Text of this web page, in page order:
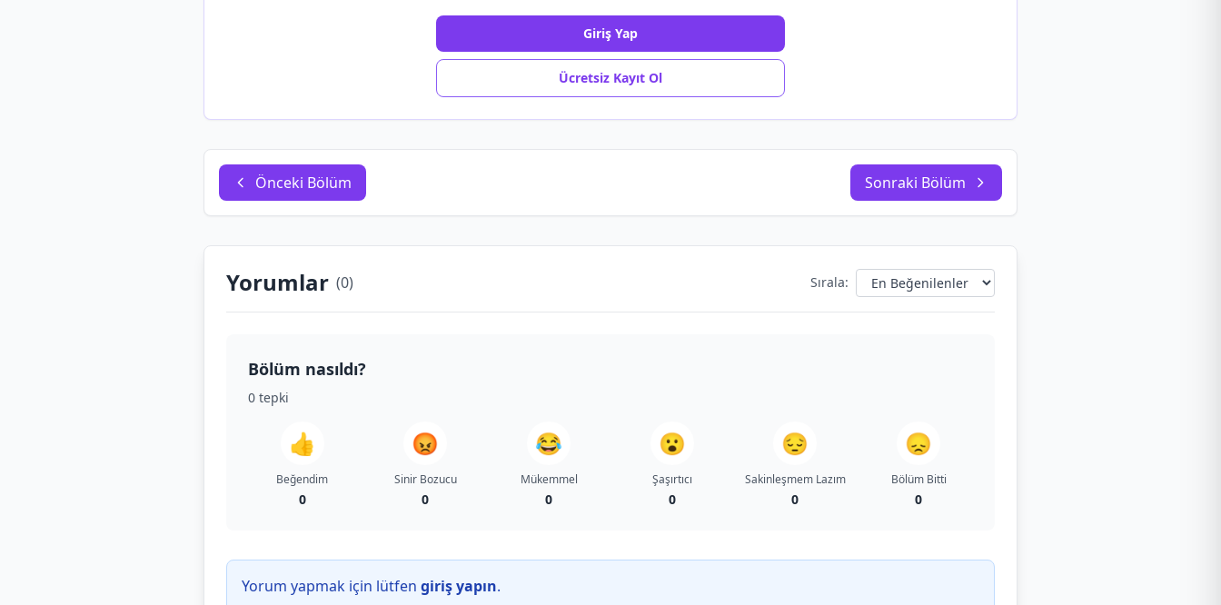
Giriş Yap
Ücretsiz Kayıt Ol
Önceki Bölüm Sonraki Bölüm
Yorumlar (0) Sırala:
Bölüm nasıldı?
0 tepki
👍
Beğendim
0
😡
Sinir Bozucu
0
😂
Mükemmel
0
😮
Şaşırtıcı
0
😔
Sakinleşmem Lazım
0
😞
Bölüm Bitti
0
Yorum yapmak için lütfen giriş yapın.